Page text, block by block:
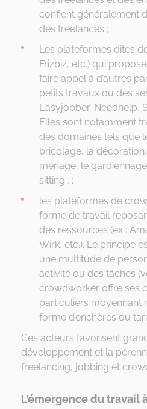
confient généralement
des freelances ;
Les plateformes dites
Frizbiz, etc.) qui
faire appel à d’autres
petits travaux ou des
Easyjobber, Needhelp,
Elles sont notamment
des domaines tels que
bricolage, la
ménage, le
sitting… ;
les plateformes de
forme de travail
des ressources (ex :
Wirk, etc.). Le principe
une multitude de
activité ou des tâches
crowdworker offre ses
particuliers moyennant
forme d’enchères ou
Ces acteurs favorisent
développement et la
freelancing, jobbing et
L’émergence du travail